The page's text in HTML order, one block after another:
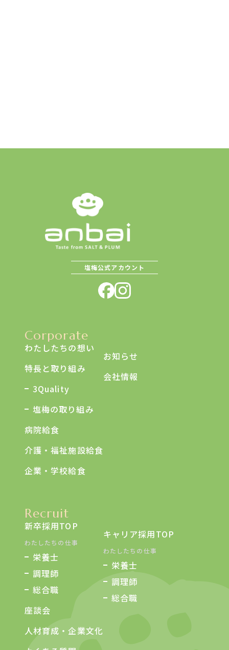
塩梅公式アカウント
Corporate
わたしたちの想い
特長と取り組み
3Quality
塩梅の取り組み
病院給食
介護・福祉施設給食
企業・学校給食
お知らせ
会社情報
Recruit
新卒採用TOP
わたしたちの仕事
栄養士
調理師
総合職
座談会
人材育成・企業文化
キャリア採用TOP
わたしたちの仕事
栄養士
調理師
総合職